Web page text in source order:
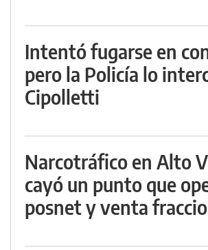
Intentó fugarse en
pero la Policía lo
Cipolletti
Narcotráfico en Alto
cayó un punto que
posnet y venta